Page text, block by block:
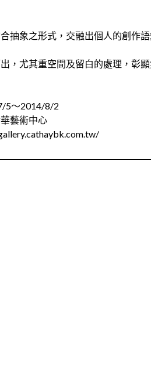
抽象之形式，交融出個人的創作
，尤其重空間及留白的處理，彰
5～2014/8/2
藝術中心